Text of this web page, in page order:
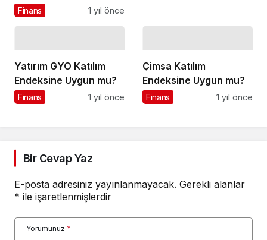
Finans 1 yıl önce
Yatırım GYO Katılım
Endeksine Uygun mu?
Finans 1 yıl önce
Çimsa Katılım
Endeksine Uygun mu?
Finans 1 yıl önce
Bir Cevap Yaz
E-posta adresiniz yayınlanmayacak. Gerekli alanlar
* ile işaretlenmişlerdir
Yorumunuz *